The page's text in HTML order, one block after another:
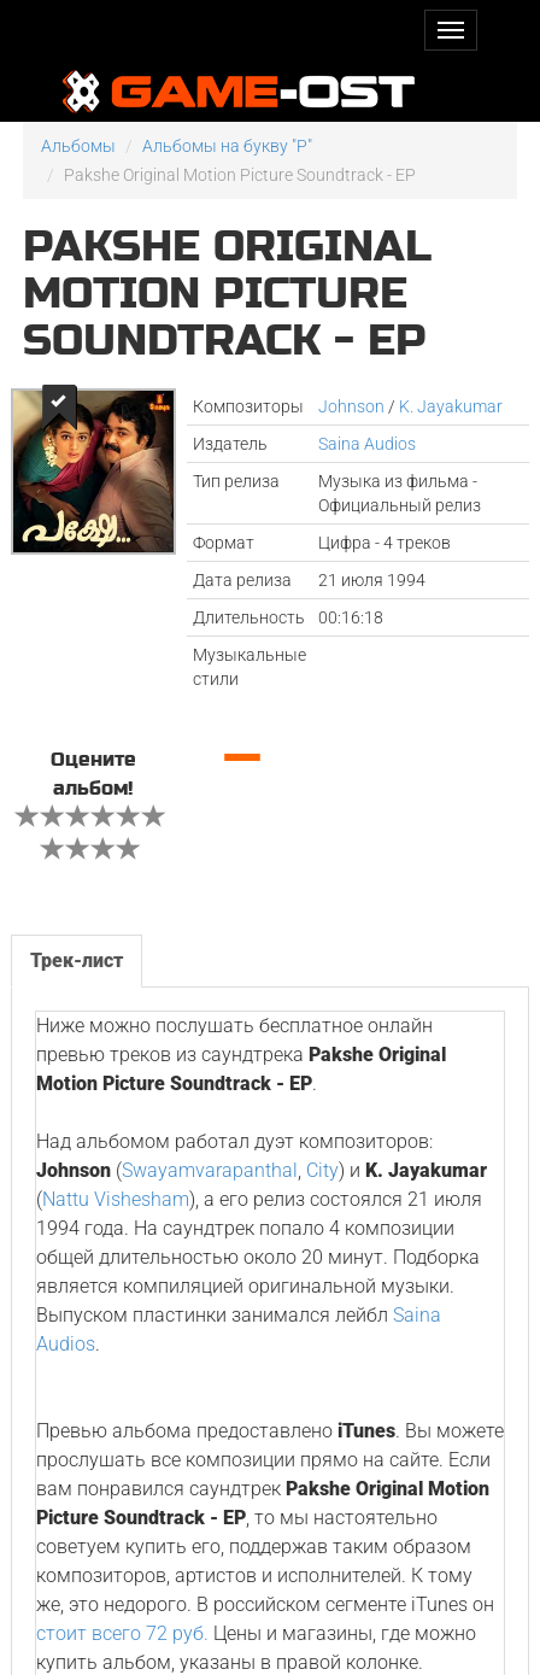
Альбомы
Альбомы на букву "P"
Pakshe Original Motion Picture Soundtrack - EP
PAKSHE ORIGINAL
MOTION PICTURE
SOUNDTRACK - EP
Композиторы Johnson / K. Jayakumar
Издатель
Saina Audios
Тип релиза
Музыка из фильма -
Официальный релиз
Формат
Цифра - 4 треков
Дата релиза
21 июля 1994
Длительность
00:16:18
Музыкальные
стили
Оцените
альбом!
—
Трек-лист
Ниже можно послушать бесплатное онлайн
превью треков из саундтрека Pakshe Original
Motion Picture Soundtrack - EP.
Над альбомом работал дуэт композиторов:
Johnson(Swayamvarapanthal, City) и K. Jayakumar
(Nattu Vishesham), а его релиз состоялся 21 июля
1994 года. На саундтрек попало 4 композиции
общей длительностью около 20 минут. Подборка
является компиляцией оригинальной музыки.
Выпуском пластинки занимался лейбл Saina
Audios.
Превью альбома предоставлено iTunes. Вы можете
прослушать все композиции прямо на сайте. Если
вам понравился саундтрек Pakshe Original Motion
Picture Soundtrack - EP, то мы настоятельно
советуем купить его, поддержав таким образом
композиторов, артистов и исполнителей. К тому
же, это недорого. В российском сегменте iTunes он
стоит всего 72 руб. Цены и магазины, где можно
купить альбом, указаны в правой колонке.